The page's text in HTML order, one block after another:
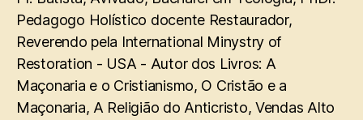
Pedagogo Holístico docente Restaurador,
Reverendo pela International Minystry of
Restoration - USA - Autor dos Livros: A
Maçonaria e o Cristianismo, O Cristão e a
Maçonaria, A Religião do Anticristo, Vendas Alto